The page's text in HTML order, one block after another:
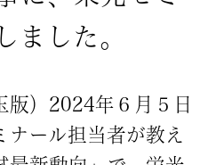
ました。
版）2024年６月５日
ール担当者が教え